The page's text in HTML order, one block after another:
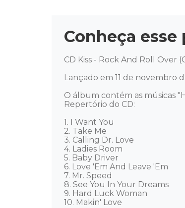
Conheça
CD Kiss - Rock And Roll Over
Lançado em 11 de novembro
O álbum contém as músicas
Repertório do CD:
1. I Want You
2. Take Me
3. Calling Dr. Love
4. Ladies Room
5. Baby Driver
6. Love 'Em And Leave 'Em
7. Mr. Speed
8. See You In Your Dreams
9. Hard Luck Woman
10. Makin' Love